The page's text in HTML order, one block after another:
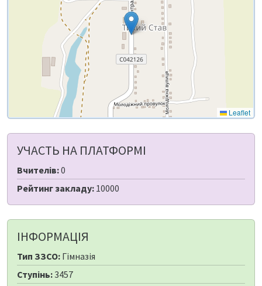
Leaflet
УЧАСТЬ НА ПЛАТФОРМІ
Вчителів:0
Рейтинг закладу: 10000
ІНФОРМАЦІЯ
Тип ЗЗСО: Гімназія
Ступінь:3457